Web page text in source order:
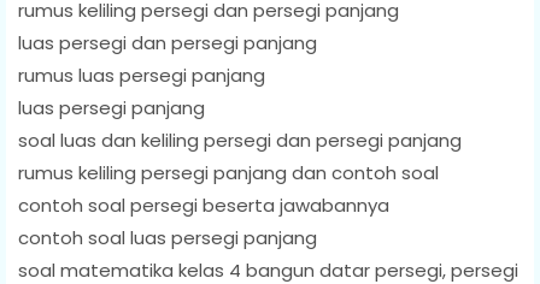
rumus keliling persegi dan persegi panjang
luas persegi dan persegi panjang
rumus luas persegi panjang
luas persegi panjang
soal luas dan keliling persegi dan persegi panjang
rumus keliling persegi panjang dan contoh soal
contoh soal persegi beserta jawabannya
contoh soal luas persegi panjang
soal matematika kelas 4 bangun datar persegi, persegi